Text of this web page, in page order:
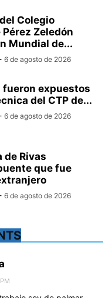
Colegio
Zeledón
Mundial de...
6 de agosto de 2026
fueron expuestos
del CTP de...
6 de agosto de 2026
de Rivas
que fue
6 de agosto de 2026